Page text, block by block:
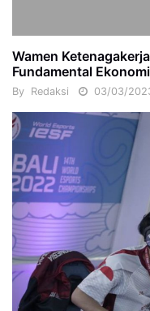
Wamen
Fundamental
By Redaksi 03/03/